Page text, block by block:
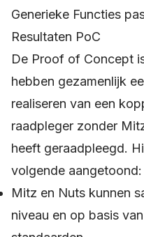
Generieke Functies
Resultaten PoC
De Proof of Concept
hebben gezamenlijk
realiseren van een
raadpleger zonder
heeft geraadpleegd.
volgende aangetoond:
Mitz en Nuts kunnen
niveau en op basis